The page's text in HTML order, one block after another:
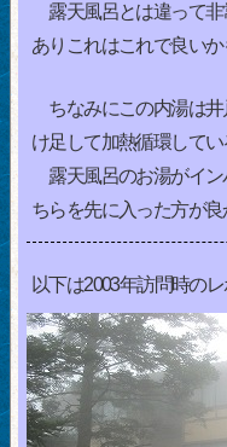
露天風呂とは違って非
ありこれはこれで良いか
ちなみにこの内湯は井
け足して加熱循環してい
露天風呂のお湯がイン
ちらを先に入った方が良
以下は2003年訪問時のレ